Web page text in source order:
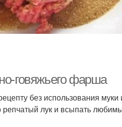
говяжьего фарша
без использования
лук и всыпать